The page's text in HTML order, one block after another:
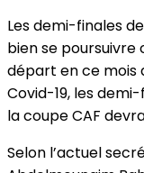
Les demi-finales
bien se poursuivre
départ en ce mois
Covid-19, les
la coupe CAF
Selon l’actuel